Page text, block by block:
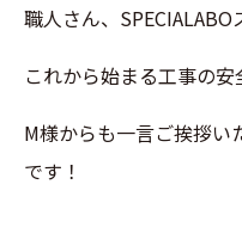
職人さん、SPECIALABO
これから始まる工事の
M様からも一言ご挨拶い
です！